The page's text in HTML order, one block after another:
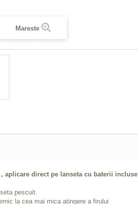
Mareste
aplicare direct pe lanseta cu baterii incluse
pescuit.
la cea mai mica atingere a firului